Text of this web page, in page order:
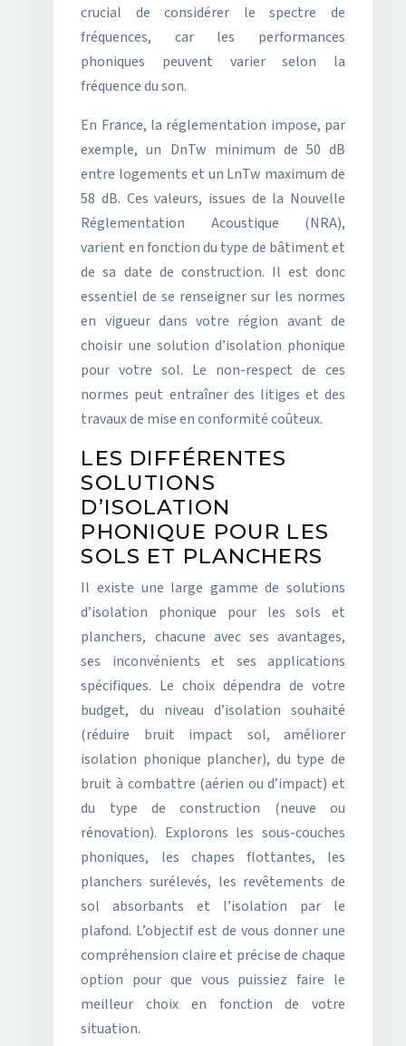
crucial de considérer le spectre de
fréquences, car les performances
phoniques peuvent varier selon la
fréquence du son.
En France, la réglementation impose, par
exemple, un DnTw minimum de 50 dB
entre logements et un LnTw maximum de
58 dB. Ces valeurs, issues de la Nouvelle
Réglementation Acoustique (NRA),
varient en fonction du type de bâtiment et
de sa date de construction. Il est donc
essentiel de se renseigner sur les normes
en vigueur dans votre région avant de
choisir une solution d’isolation phonique
pour votre sol. Le non-respect de ces
normes peut entraîner des litiges et des
travaux de mise en conformité coûteux.
LES DIFFÉRENTES
SOLUTIONS
D’ISOLATION
PHONIQUE POUR LES
SOLS ET PLANCHERS
Il existe une large gamme de solutions
d’isolation phonique pour les sols et
planchers, chacune avec ses avantages,
ses inconvénients et ses applications
spécifiques. Le choix dépendra de votre
budget, du niveau d’isolation souhaité
(réduire bruit impact sol, améliorer
isolation phonique plancher), du type de
bruit à combattre (aérien ou d’impact) et
du type de construction (neuve ou
rénovation). Explorons les sous-couches
phoniques, les chapes flottantes, les
planchers surélevés, les revêtements de
sol absorbants et l’isolation par le
plafond. L’objectif est de vous donner une
compréhension claire et précise de chaque
option pour que vous puissiez faire le
meilleur choix en fonction de votre
situation.